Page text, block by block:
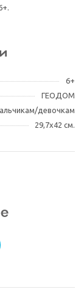
6+
ГЕОДОМ
девочкам
29,7х42 см.